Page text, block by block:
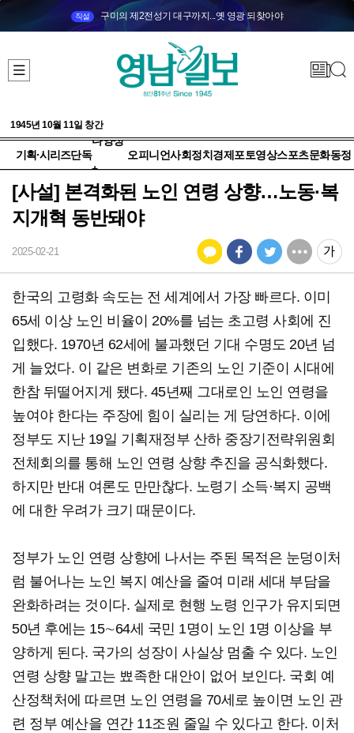
직설 구미의 제2전성기 대구까지...옛 영광 되찾아야
1945년 10월 11일 창간
기획·시리즈단독
다양성
+
오피니언사회정치 경제 포토영상스포츠문화동정
[사설] 본격화된 노인 연령 상향…노동·복
지개혁 동반돼야
2025-02-21
한국의 고령화 속도는 전 세계에서 가장 빠르다. 이미
65세 이상 노인 비율이 20%를 넘는 초고령 사회에 진
입했다. 1970년 62세에 불과했던 기대 수명도 20년 넘
게 늘었다. 이 같은 변화로 기존의 노인 기준이 시대에
한참 뒤떨어지게 됐다. 45년째 그대로인 노인 연령을
높여야 한다는 주장에 힘이 실리는 게 당연하다. 이에
정부도 지난 19일 기획재정부 산하 중장기전략위원회
전체회의를 통해 노인 연령 상향 추진을 공식화했다.
하지만 반대 여론도 만만찮다. 노령기 소득·복지 공백
에 대한 우려가 크기 때문이다.
정부가 노인 연령 상향에 나서는 주된 목적은 눈덩이처
럼 불어나는 노인 복지 예산을 줄여 미래 세대 부담을
완화하려는 것이다. 실제로 현행 노령 인구가 유지되면
50년 후에는 15∼64세 국민 1명이 노인 1명 이상을 부
양하게 된다. 국가의 성장이 사실상 멈출 수 있다. 노인
연령 상향 말고는 뾰족한 대안이 없어 보인다. 국회 예
산정책처에 따르면 노인 연령을 70세로 높이면 노인 관
련 정부 예산을 연간 11조원 줄일 수 있다고 한다. 이처